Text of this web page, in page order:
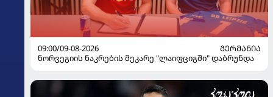
09:00/09-08-2026
ᲒᲔᲠᲛᲐᲜᲘᲐ
ნორვეგიის ნაკრების მეკარე "ლაიფციგში" დაბრუნდა